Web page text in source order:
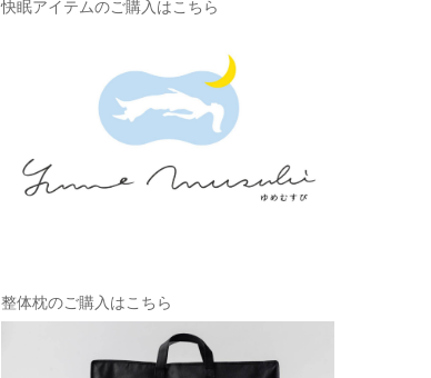
快眠アイテムのご購入はこちら
整体枕のご購入はこちら